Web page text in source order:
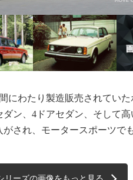
にわたり製造販売されてい
ン、4ドアセダン、そして
され、モータースポーツで